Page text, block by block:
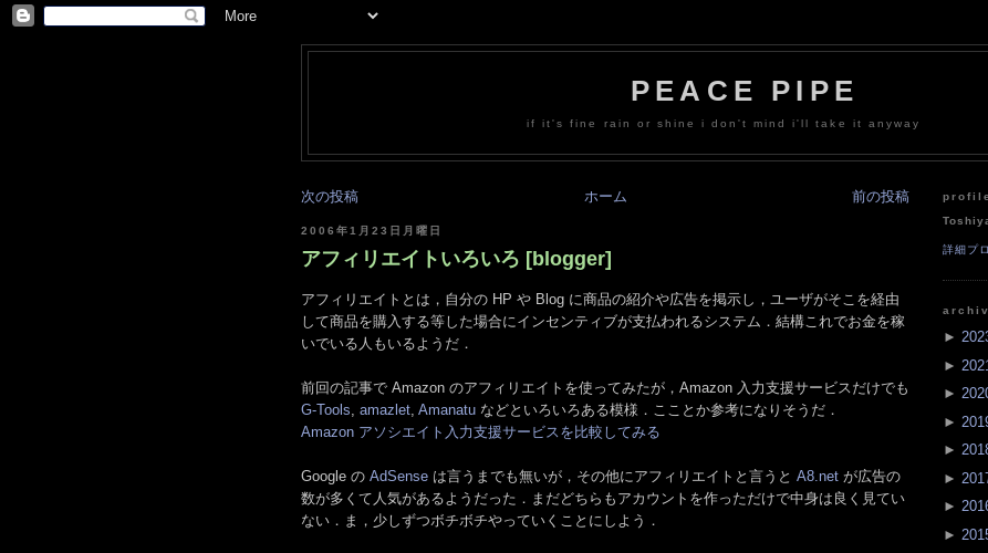
PEACE PIPE
if it's fine rain or shine i don't mind i'll take it anyway
次の投稿 前の投稿
ホーム
2006年1月23日月曜日
アフィリエイトいろいろ [blogger]
アフィリエイトとは，自分の HP や Blog に商品の紹介や広告を掲示し，ユーザがそこを経由
して商品を購入する等した場合にインセンティブが支払われるシステム．結構これでお金を稼
いでいる人もいるようだ．
前回の記事で Amazon のアフィリエイトを使ってみたが，Amazon 入力支援サービスだけでも
G-Tools amazlet Amanatu などといろいろある模様．こことか参考になりそうだ．
Amazon アソシエイト入力支援サービスを比較してみる
Google の AdSense は言うまでも無いが，その他にアフィリエイトと言うと A8.net が広告の
数が多くて人気があるようだった．まだどちらもアカウントを作っただけで中身は良く見てい
ない．ま，少しずつボチボチやっていくことにしよう．
profile
詳細プ
►
► 2021
►
►
►
►
►
►